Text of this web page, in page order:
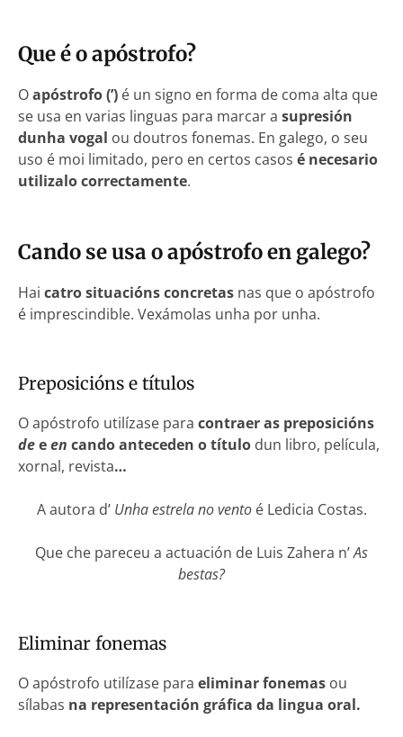
Que é o apóstrofo?
Oapóstrofo (’) é un signo en forma de coma alta que
se usa en varias linguas para marcar a supresión
dunha vogal ou doutros fonemas. En galego, o seu
uso é moi limitado, pero en certos casos é necesario
utilizalo correctamente.
Cando se usa o apóstrofo en galego?
Hai catro situacións concretas nas que o apóstrofo
é imprescindible. Vexámolas unha por unha.
Preposicións e títulos
O apóstrofo utilízase para contraer as preposicións
deeen cando anteceden o título dun libro, película,
xornal, revista…
A autora d’ Unha estrela no vento é Ledicia Costas.
Que che pareceu a actuación de Luis Zahera n’As
bestas?
Eliminar fonemas
O apóstrofo utilízase para eliminar fonemas ou
sílabas na representación gráfica da lingua oral.